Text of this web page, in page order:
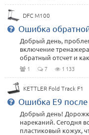
DFC M100
Ошибка
Добрый день,
включение
обратный отсчет и
1 7 1 133
KETTLER Fold Track F1
Ошибка E9
Добрый день!
нареканий. Сегодня
пластиковый кожух,